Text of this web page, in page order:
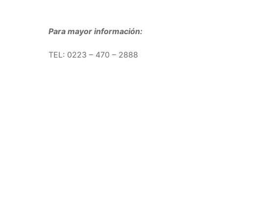
Para mayor información:
TEL: 0223 – 470 – 2888